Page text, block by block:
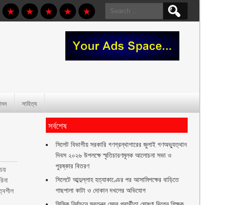
Search
for:
সাহিত্য
সর্বশেষ
সিলেট বিভাগীয় সরকারি গণগ্রন্থাগারের জুলাই গণঅভ্যুত্থান
দিবস ২০২৬ উপলক্ষে স্মৃতিচারণমূলক আলোচনা সভা ও
পুরষ্কার বিতরণ ‎ ‎
সিলেটে আব্দুল্লাহ হত্যাকাণ্ডের পর আসামিপক্ষের বাড়িতে
গাছপালা কাটা ও দোকান দখলের অভিযোগ